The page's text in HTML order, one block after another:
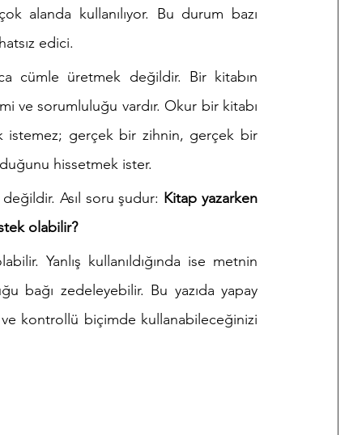
alanda kullanılıyor. Bu durum bazı
edici.
cümle üretmek değildir. Bir kitabın
ve sorumluluğu vardır. Okur bir kitabı
istemez; gerçek bir zihnin, gerçek bir
hissetmek ister.
Asıl soru şudur: Kitap yazarken
olabilir?
Yanlış kullanıldığında ise metnin
bağı zedeleyebilir. Bu yazıda yapay
kontrollü biçimde kullanabileceğinizi